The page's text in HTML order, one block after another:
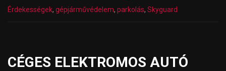
Érdekességek, gépjárművédelem, parkolás, Skyguard
CÉGES ELEKTROMOS AUTÓ